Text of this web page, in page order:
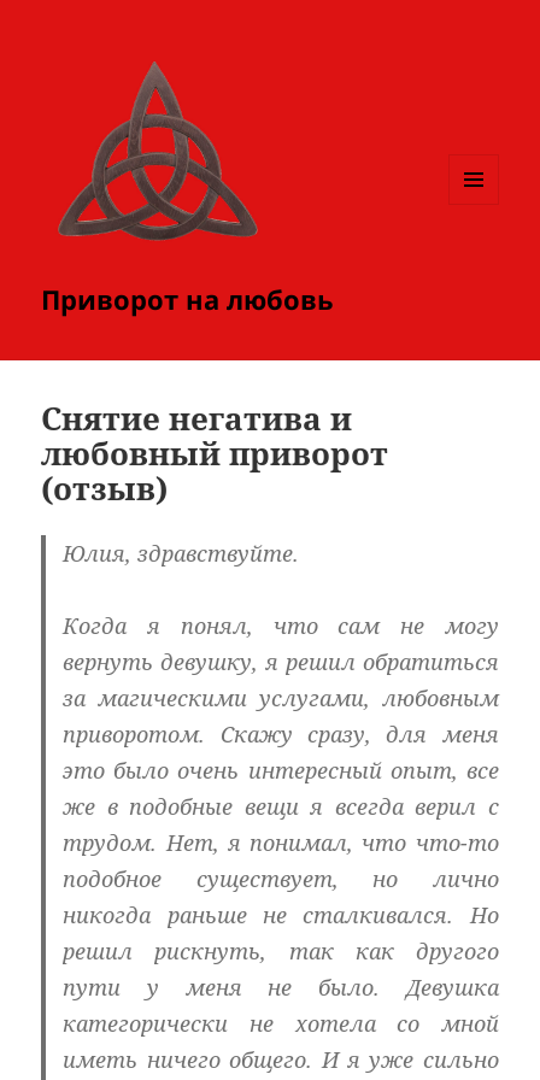
Приворот на любовь
Снятие негатива и
любовный приворот
(отзыв)
Юлия, здравствуйте.
Когда я понял, что сам не могу
вернуть девушку, я решил обратиться
за магическими услугами, любовным
приворотом. Скажу сразу, для меня
это было очень интересный опыт, все
же в подобные вещи я всегда верил с
трудом. Нет, я понимал, что что-то
подобное существует, но лично
никогда раньше не сталкивался. Но
решил рискнуть, так как другого
пути у меня не было. Девушка
категорически не хотела со мной
иметь ничего общего. И я уже сильно